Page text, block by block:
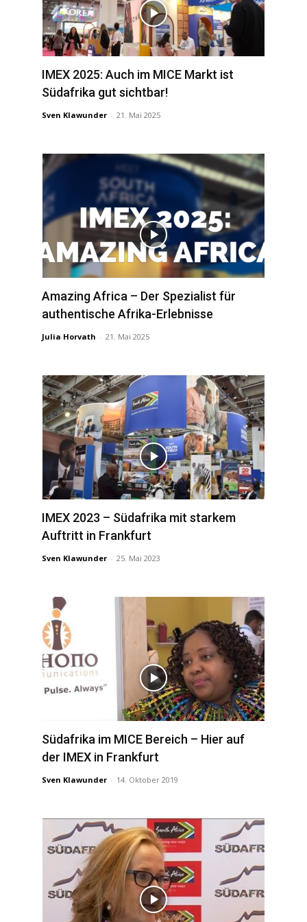
IMEX 2025: Auch im MICE Markt ist
Südafrika gut sichtbar!
Sven Klawunder - 21. Mai 2025
Amazing Africa – Der Spezialist für
authentische Afrika-Erlebnisse
Julia Horvath - 21. Mai 2025
IMEX 2023 – Südafrika mit starkem
Auftritt in Frankfurt
Sven Klawunder - 25. Mai 2023
Südafrika im MICE Bereich – Hier auf
der IMEX in Frankfurt
Sven Klawunder - 14. Oktober 2019